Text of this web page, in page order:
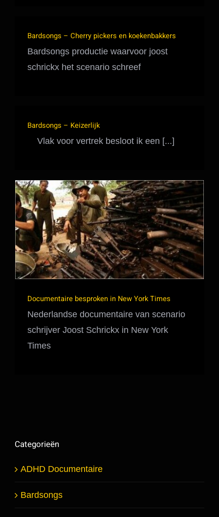
Bardsongs – Cherry pickers en koekenbakkers
Bardsongs productie waarvoor joost
schrickx het scenario schreef
Bardsongs – Keizerlijk
Vlak voor vertrek besloot ik een [...]
Documentaire besproken in New York
Times
Documentaire besproken in New York Times
Nederlandse documentaire van scenario
schrijver Joost Schrickx in New York
Times
Categorieën
ADHD Documentaire
Bardsongs